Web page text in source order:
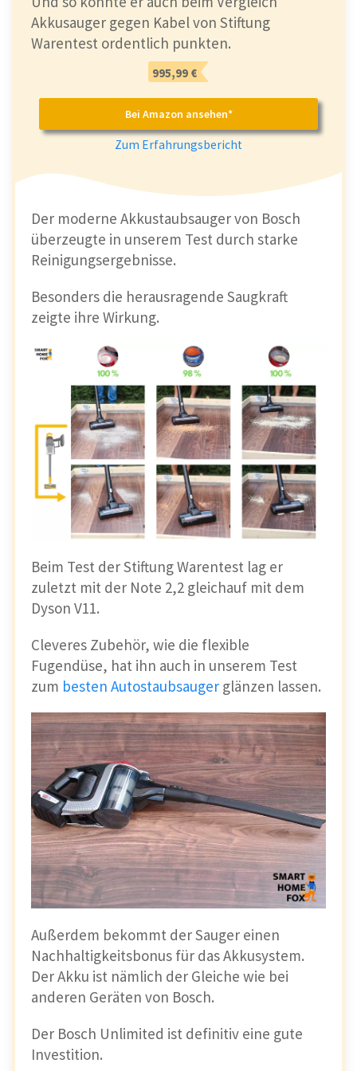
Akkusauger gegen Kabel von Stiftung
Warentest ordentlich punkten.
995,99 €
Bei Amazon ansehen*
Zum Erfahrungsbericht
Der moderne Akkustaubsauger von Bosch
überzeugte in unserem Test durch starke
Reinigungsergebnisse.
Besonders die herausragende Saugkraft
zeigte ihre Wirkung.
Beim Test der Stiftung Warentest lag er
zuletzt mit der Note 2,2 gleichauf mit dem
Dyson V11.
Cleveres Zubehör, wie die flexible
Fugendüse, hat ihn auch in unserem Test
zum besten Autostaubsauger glänzen lassen.
Außerdem bekommt der Sauger einen
Nachhaltigkeitsbonus für das Akkusystem.
Der Akku ist nämlich der Gleiche wie bei
anderen Geräten von Bosch.
Der Bosch Unlimited ist definitiv eine gute
Investition.
wirklichnichtvieleund das
macht den Shark Stratos zu einemechten
Geheimtipp. 🤫
Die Power Fin Technology - die
Bodendüse mit zwei Walzen
aber zum Shark:
Die Flossen des Shark sind quasi die Bürste
und diese Bürste hat eine wirklich
einzigartige Technologie. Sie hat direkt
beide Rollen - eine für den Hartboden und
eine für den Teppichboden - integriert. 🦈
Dasfunktioniertwirklicheinwandfreiund
der Clou:
Du musst dieBürstedeshalbnicht
wechseln! 💃
Automatische Saugstufenanpassung -
Auto IQ
Yes, Du hast richtig gehört:
Der Stratos passt seineSaugkraft
automatischderVerschmutzungund der
Bodenartan.
💪